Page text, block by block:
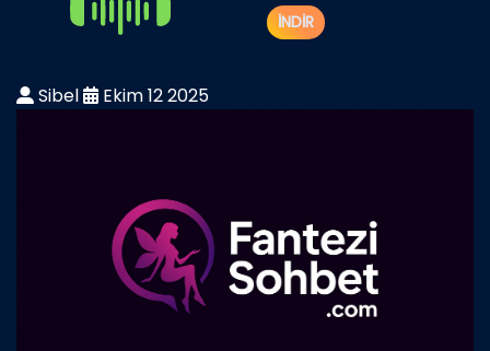
İNDİR
Sibel Ekim 12 2025